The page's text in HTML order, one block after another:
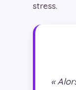
stress.
«